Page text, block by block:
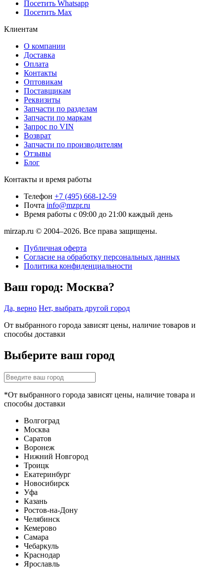
Посетить Whatsapp
Посетить Max
Клиентам
О компании
Доставка
Оплата
Контакты
Оптовикам
Поставщикам
Реквизиты
Запчасти по разделам
Запчасти по маркам
Запрос по VIN
Возврат
Запчасти по производителям
Отзывы
Блог
Контакты и время работы
Телефон +7 (495) 668-12-59
Почта info@mzpr.ru
Время работы с 09:00 до 21:00 каждый день
mirzap.ru © 2004–2026. Все права защищены.
Публичная оферта
Согласие на обработку персональных данных
Политика конфиденциальности
Ваш город: Москва?
Да, верно Нет, выбрать другой город
От выбранного города зависят цены, наличие товаров и
способы доставки
Выберите ваш город
*От выбранного города зависят цены, наличие товара и
способы доставки
Волгоград
Москва
Саратов
Воронеж
Нижний Новгород
Троицк
Екатеринбург
Новосибирск
Уфа
Казань
Ростов-на-Дону
Челябинск
Кемерово
Самара
Чебаркуль
Краснодар
Ярославль